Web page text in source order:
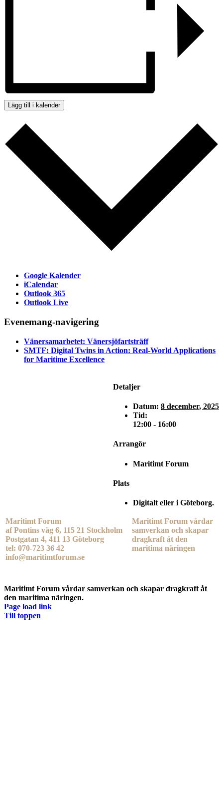
Lägg till i kalender
Google Kalender
iCalendar
Outlook 365
Outlook Live
Evenemang-navigering
Vänersamarbetet: Vänersjöfartsträff
SMTF: Digital Twins in Action: Real-World Applications
for Maritime Excellence
Detaljer
Datum: 8 december, 2025
Tid:
12:00 - 16:00
Arrangör
Maritimt Forum
Plats
Digitalt eller i Göteborg.
Maritimt Forum
af Pontins väg 6, 115 21 Stockholm
Postgatan 4, 411 13 Göteborg
tel: 070-723 36 42
info@maritimtforum.se
Maritimt Forum vårdar
samverkan och skapar
dragkraft åt den
maritima näringen
Maritimt Forum vårdar samverkan och skapar dragkraft åt
den maritima näringen.
Page load link
Till toppen